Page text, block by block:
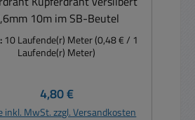
10m im SB-Beutel
10 Laufende(r) Meter(0,48 € / 1
Laufende(r) Meter)
Regulärer Preis:
4,80 €
inkl. MwSt. zzgl. Versandkosten